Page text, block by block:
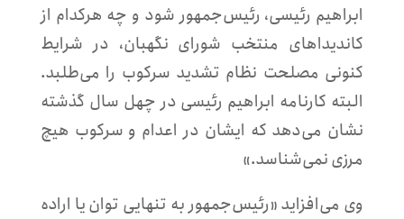
ابراهیم رئیسی، رئیس‌جمهور شود و چه هرکدام از
کاندیداهای منتخب شورای نگهبان، در شرایط
کنونی مصلحت نظام تشدید سرکوب را می‌طلبد.
البته کارنامه ابراهیم رئیسی در چهل سال گذشته
نشان می‌دهد که ایشان در اعدام و سرکوب هیچ
مرزی نمی‌شناسد.»
وی می‌افزاید «رئیس‌جمهور به تنهایی توان یا اراده